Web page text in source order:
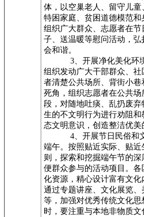
体，以空巢老人、留守儿童
特困家庭、贫困道德模范和
组织广大群众、志愿者在
子、送温暖等慰问活动，
会和谐。
3、开展净化美化环境
组织发动广大干部群众、
者清楚公共场所、背街小
死角，组织志愿者在公共场
段，对随地吐痰、乱扔废弃
生的不文明行为进行劝阻
态文明意识，创造整洁优美
4、开展节日民俗和文
端午。按照贴近实际、贴
则，探索和挖掘端午节的
便群众参与的活动项目。
化资源，精心设计富有文
通过专题讲座、文化展览
等，加强对优秀传统文化思
时，要注重与本地非物质